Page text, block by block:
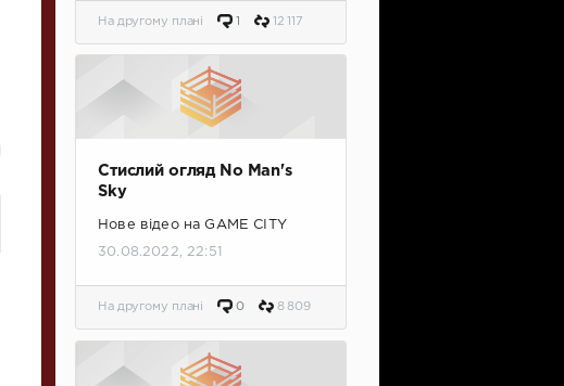
На другому плані 1 12 117
Стислий огляд No Man's
Sky
Нове відео на GAME CITY
30.08.2022, 22:51
На другому плані 0 8 809